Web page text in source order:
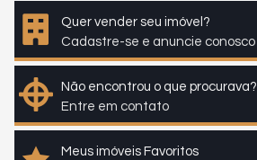
Quer vender seu imóvel?
Cadastre-se e anuncie conosco
Não encontrou o que procurava?
Entre em contato
Meus imóveis Favoritos